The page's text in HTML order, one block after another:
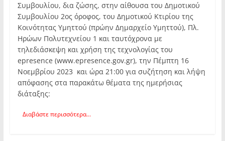
Συμβουλίου, δια ζώσης, στην αίθουσα του Δημοτικού
Συμβουλίου 2ος όροφος, του Δημοτικού Κτιρίου της
Κοινότητας Υμηττού (πρώην Δημαρχείο Υμηττού), Πλ.
Ηρώων Πολυτεχνείου 1 και ταυτόχρονα με
τηλεδιάσκεψη και χρήση της τεχνολογίας του
epresence (www.epresence.gov.gr), την Πέμπτη 16
Νοεμβρίου 2023 και ώρα 21:00 για συζήτηση και λήψη
απόφασης στα παρακάτω θέματα της ημερήσιας
διάταξης:
Διαβάστε περισσότερα...